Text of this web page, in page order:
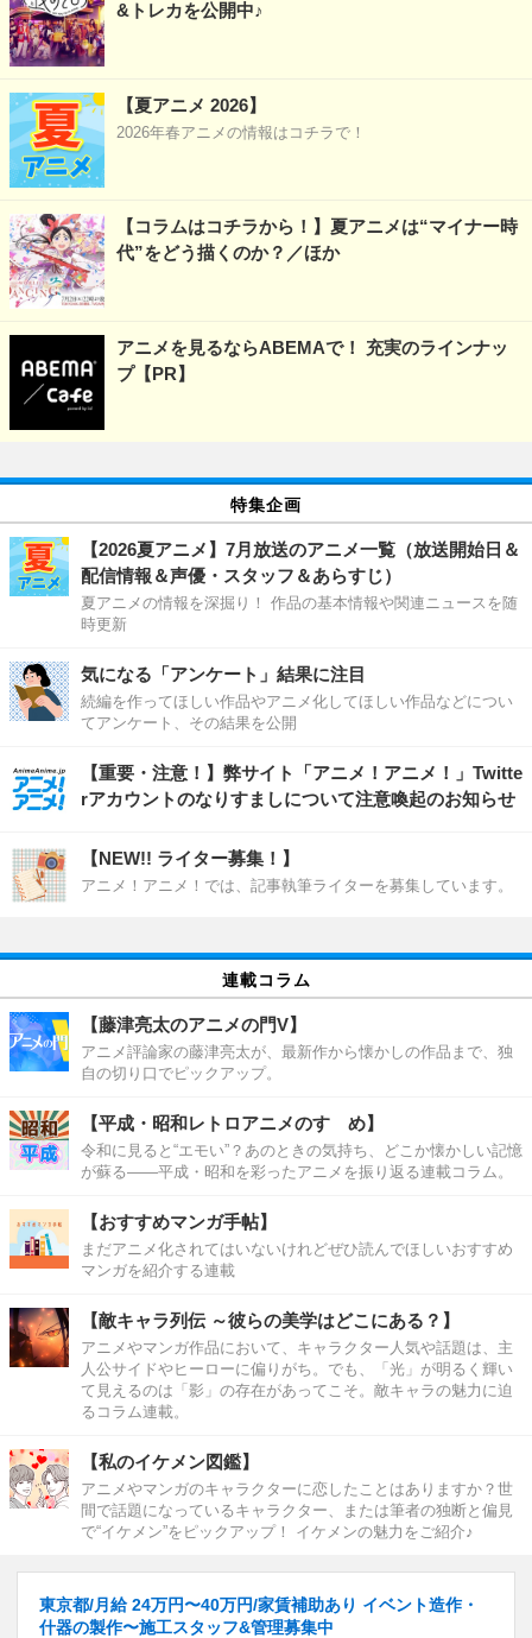
&トレカを公開中♪
【夏アニメ 2026】
2026年春アニメの情報はコチラで！
【コラムはコチラから！】夏アニメは“マイナー時
代”をどう描くのか？／ほか
アニメを見るならABEMAで！ 充実のラインナッ
プ【PR】
特集企画
【2026夏アニメ】7月放送のアニメ一覧（放送開始日＆
配信情報＆声優・スタッフ＆あらすじ）
夏アニメの情報を深掘り！ 作品の基本情報や関連ニュースを随
時更新
気になる「アンケート」結果に注目
続編を作ってほしい作品やアニメ化してほしい作品などについ
てアンケート、その結果を公開
【重要・注意！】弊サイト「アニメ！アニメ！」Twitte
rアカウントのなりすましについて注意喚起のお知らせ
【NEW!! ライター募集！】
アニメ！アニメ！では、記事執筆ライターを募集しています。
連載コラム
【藤津亮太のアニメの門V】
アニメ評論家の藤津亮太が、最新作から懐かしの作品まで、独
自の切り口でピックアップ。
【平成・昭和レトロアニメのすゝめ】
令和に見ると“エモい”？あのときの気持ち、どこか懐かしい記憶
が蘇る――平成・昭和を彩ったアニメを振り返る連載コラム。
【おすすめマンガ手帖】
まだアニメ化されてはいないけれどぜひ読んでほしいおすすめ
マンガを紹介する連載
【敵キャラ列伝 ～彼らの美学はどこにある？】
アニメやマンガ作品において、キャラクター人気や話題は、主
人公サイドやヒーローに偏りがち。でも、「光」が明るく輝い
て見えるのは「影」の存在があってこそ。敵キャラの魅力に迫
るコラム連載。
【私のイケメン図鑑】
アニメやマンガのキャラクターに恋したことはありますか？世
間で話題になっているキャラクター、または筆者の独断と偏見
で“イケメン”をピックアップ！ イケメンの魅力をご紹介♪
東京都/月給 24万円〜40万円/家賃補助あり イベント造作・
什器の製作〜施工スタッフ&管理募集中